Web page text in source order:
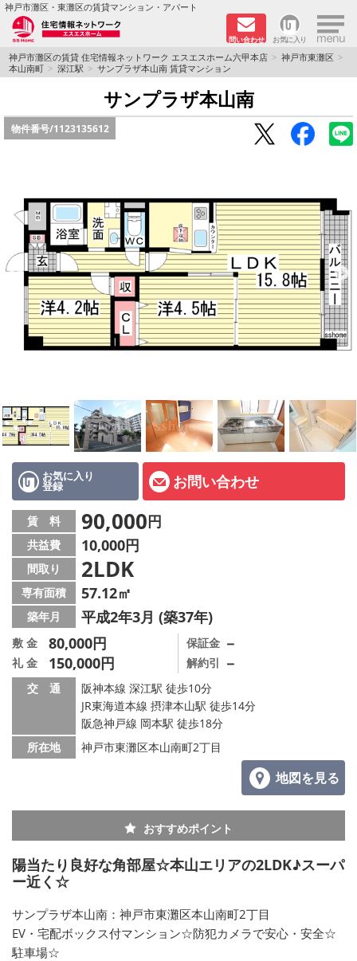
神戸市灘区・東灘区の賃貸マンション・アパート
問い合わせ お気に入り ×
TOPページ
学生さん向け物件
ペット飼育可物件
路線·駅から探す
地域から探す
地図から探す
メールでお問い合わせ
神戸市灘区の賃貸 住宅情報ネットワーク エスエスホーム六甲本店
神戸市東灘区
本山南町
深江駅 サンプラザ本山南 賃貸マンション
サンプラザ本山南
物件番号/1123135612
お気に入り
登録 お問い合わせ
賃 料 90,000円
共益費 10,000円
間取り 2LDK
専有面積 57.12㎡
築年月 平成2年3月 (築37年)
敷 金 80,000円
礼 金 150,000円
保証金 －
解約引 －
交 通
阪神本線 深江駅 徒歩10分
JR東海道本線 摂津本山駅 徒歩14分
阪急神戸線 岡本駅 徒歩18分
所在地
神戸市東灘区本山南町2丁目
地図を見る
おすすめポイント
陽当たり良好な角部屋☆本山エリアの2LDK♪スーパ
ー近く☆
サンプラザ本山南：神戸市東灘区本山南町2丁目
EV・宅配ボックス付マンション☆防犯カメラで安心・安全☆
駐車場☆